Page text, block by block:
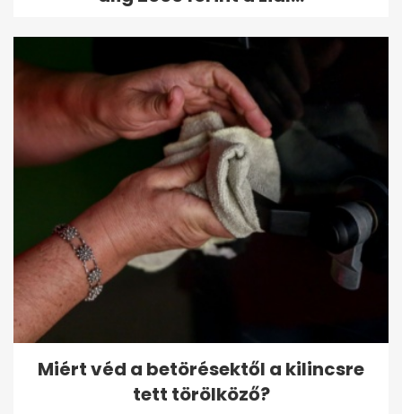
Miért véd a betörésektől a kilincsre
tett törölköző?